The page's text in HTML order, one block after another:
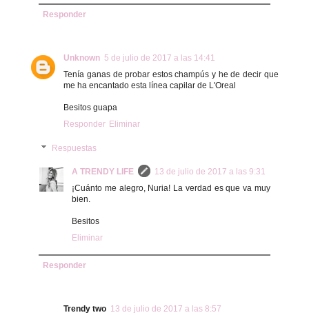
Responder
Unknown 5 de julio de 2017 a las 14:41
Tenía ganas de probar estos champús y he de decir que
me ha encantado esta línea capilar de L'Oreal
Besitos guapa
Responder Eliminar
Respuestas
A TRENDY LIFE
13 de julio de 2017 a las 9:31
¡Cuánto me alegro, Nuria! La verdad es que va muy
bien.
Besitos
Eliminar
Responder
Trendy two 13 de julio de 2017 a las 8:57